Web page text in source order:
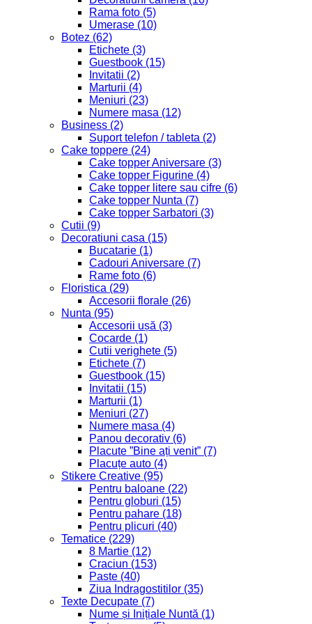
Rama foto (5)
Umerase (10)
Botez (62)
Etichete (3)
Guestbook (15)
Invitatii (2)
Marturii (4)
Meniuri (23)
Numere masa (12)
Business (2)
Suport telefon / tableta (2)
Cake toppere (24)
Cake topper Aniversare (3)
Cake topper Figurine (4)
Cake topper litere sau cifre (6)
Cake topper Nunta (7)
Cake topper Sarbatori (3)
Cutii (9)
Decoratiuni casa (15)
Bucatarie (1)
Cadouri Aniversare (7)
Rame foto (6)
Floristica (29)
Accesorii florale (26)
Nunta (95)
Accesorii ușă (3)
Cocarde (1)
Cutii verighete (5)
Etichete (7)
Guestbook (15)
Invitatii (15)
Marturii (1)
Meniuri (27)
Numere masa (4)
Panou decorativ (6)
Placute ”Bine ați venit” (7)
Placuțe auto (4)
Stikere Creative (95)
Pentru baloane (22)
Pentru globuri (15)
Pentru pahare (18)
Pentru plicuri (40)
Tematice (229)
8 Martie (12)
Craciun (153)
Paste (40)
Ziua Indragostitilor (35)
Texte Decupate (7)
Nume și Inițiale Nuntă (1)